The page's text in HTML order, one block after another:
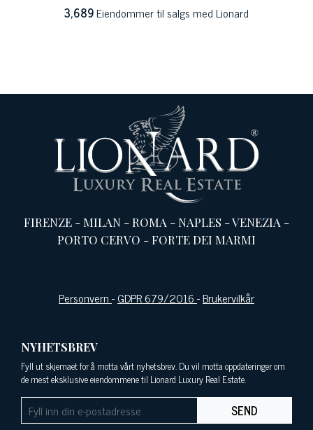
3,689Eiendommer til salgs med Lionard
FIRENZE -MILAN -ROMA -NAPLES -VENEZIA -
PORTO CERVO -FORTE DEI MARMI
Personvern-GDPR 679/2016-Brukervilkår
NYHETSBREV
Fyll ut skjemaet for å motta vårt nyhetsbrev. Du vil motta oppdateringer om
de mest eksklusive eiendommene til Lionard Luxury Real Estate.
SEND